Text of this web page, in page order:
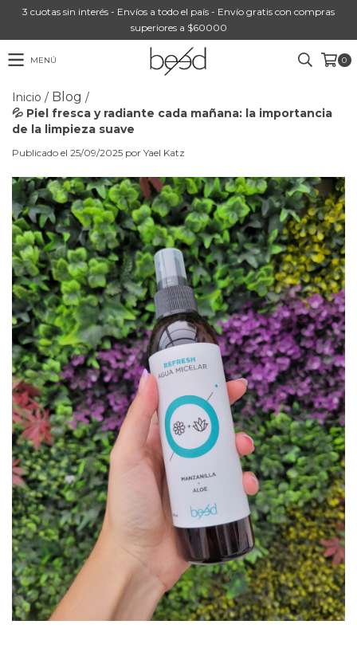
3 cuotas sin interés - Envíos a todo el país - Envío gratis con compras
superiores a $60000
MENÚ 0
Inicio / Blog /
💦 Piel fresca y radiante cada mañana: la importancia
de la limpieza suave
Publicado el 25/09/2025 por Yael Katz